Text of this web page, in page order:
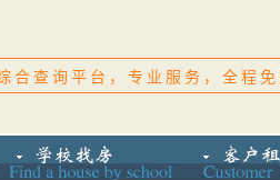
查询平台，专业服务，全程免